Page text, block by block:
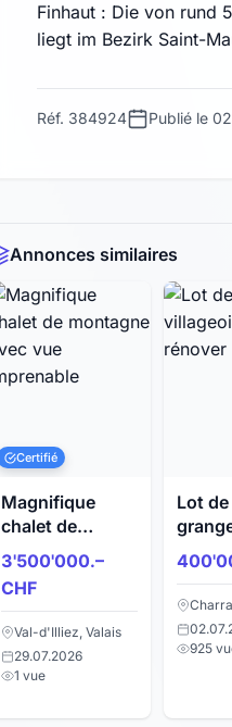
Finhaut : Die von rund
liegt im Bezirk Saint-
Réf. 384924 Publié le
Annonces similaires
Certifié
Magnifique
chalet de
montagne avec
vue imprenable
3'500'000.–
CHF
Val-d'Illiez, Valais
29.07.2026
1 vue
Lot de
925